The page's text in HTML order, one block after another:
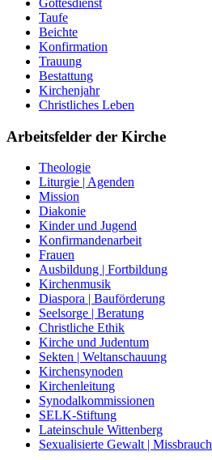
Taufe
Beichte
Konfirmation
Trauung
Bestattung
Kirchenjahr
Christliches Leben
Arbeitsfelder der Kirche
Theologie
Liturgie | Agenden
Mission
Diakonie
Kinder und Jugend
Konfirmandenarbeit
Frauen
Ausbildung | Fortbildung
Kirchenmusik
Diaspora | Bauförderung
Seelsorge | Beratung
Christliche Ethik
Kirche und Judentum
Sekten | Weltanschauung
Kirchensynoden
Kirchenleitung
Synodalkommissionen
SELK-Stiftung
Lateinschule Wittenberg
Sexualisierte Gewalt | Missbrauch